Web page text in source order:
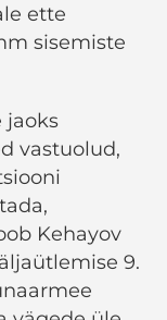
ette
sisemiste
jaoks
vastuolud,
Kehayov
9.